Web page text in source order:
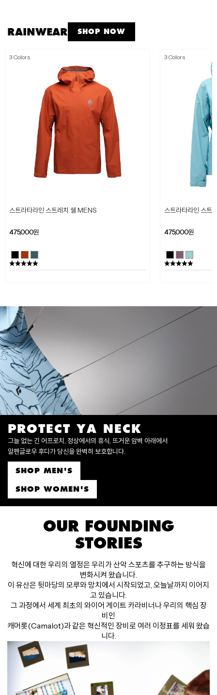
RAINWEAR SHOP NOW
3 Colors
스트라타라인 스트레치 쉘 MENS
475,000원
3 Colors
스트라타라인 스
475,000원
PROTECT YA NECK
그늘 없는 긴 어프로치, 정상에서의 휴식, 뜨거운 암벽 아래에서
알펜글로우 후디가 당신을 완벽히 보호합니다.
SHOP MEN'S
SHOP WOMEN'S
OUR FOUNDING
STORIES
혁신에 대한 우리의 열정은 우리가 산악 스포츠를 추구하는 방식을
변화시켜 왔습니다.
이 유산은 뒷마당의 모루와 망치에서 시작되었고, 오늘날까지 이어지
고 있습니다.
그 과정에서 세계 최초의 와이어 게이트 카라비너나 우리의 핵심 장
비인
캐머롯(Camalot)과 같은 혁신적인 장비로 여러 이정표를 세워 왔습
니다.